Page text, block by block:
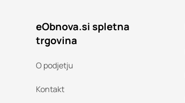
eObnova.si spletna
trgovina
O podjetju
Kontakt